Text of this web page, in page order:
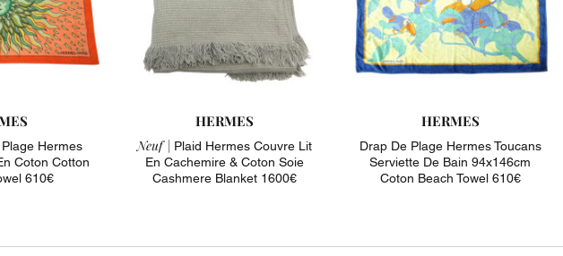
Hermes
Coton Cotton
610€
HERMES
Neuf | Plaid Hermes Couvre Lit
En Cachemire & Coton Soie
Cashmere Blanket 1600€
HERMES
Drap De Plage Hermes Toucans
Serviette De Bain 94x146cm
Coton Beach Towel 610€